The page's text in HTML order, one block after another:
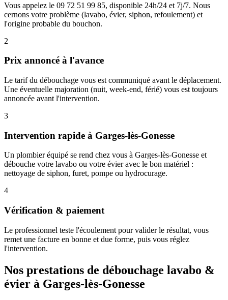
Vous appelez le 09 72 51 99 85, disponible 24h/24 et 7j/7. Nous
cernons votre problème (lavabo, évier, siphon, refoulement) et
l'origine probable du bouchon.
2
Prix annoncé à l'avance
Le tarif du débouchage vous est communiqué avant le déplacement.
Une éventuelle majoration (nuit, week-end, férié) vous est toujours
annoncée avant l'intervention.
3
Intervention rapide à Garges-lès-Gonesse
Un plombier équipé se rend chez vous à Garges-lès-Gonesse et
débouche votre lavabo ou votre évier avec le bon matériel :
nettoyage de siphon, furet, pompe ou hydrocurage.
4
Vérification & paiement
Le professionnel teste l'écoulement pour valider le résultat, vous
remet une facture en bonne et due forme, puis vous réglez
l'intervention.
Nos prestations de débouchage lavabo &
évier à Garges-lès-Gonesse